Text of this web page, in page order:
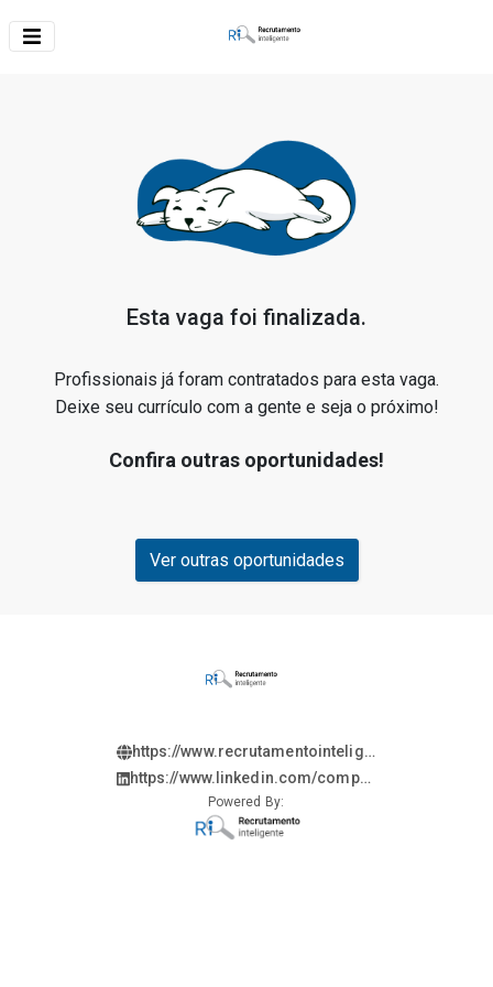
Esta vaga foi finalizada.
Profissionais já foram contratados para esta vaga.
Deixe seu currículo com a gente e seja o próximo!
Confira outras oportunidades!
Ver outras oportunidades
https://www.recrutamentointeligente.gruposelpe.com.br/
https://www.linkedin.com/company/
inteligente/Powered By: